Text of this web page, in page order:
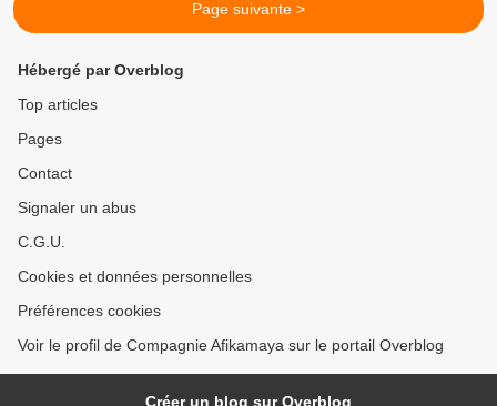
Page suivante >
Hébergé par Overblog
Top articles
Pages
Contact
Signaler un abus
C.G.U.
Cookies et données personnelles
Préférences cookies
Voir le profil de Compagnie Afikamaya sur le portail Overblog
Créer un blog sur Overblog